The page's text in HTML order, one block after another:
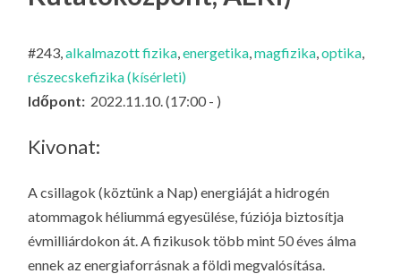
G
#243,alkalmazott fizika,energetika,magfizika,optika,
részecskefizika (kísérleti)
Időpont: 2022.11.10. (17:00 - )
Kivonat:
A csillagok (köztünk a Nap) energiáját a hidrogén
atommagok héliummá egyesülése, fúziója biztosítja
évmilliárdokon át. A fizikusok több mint 50 éves álma
ennek az energiaforrásnak a földi megvalósítása.